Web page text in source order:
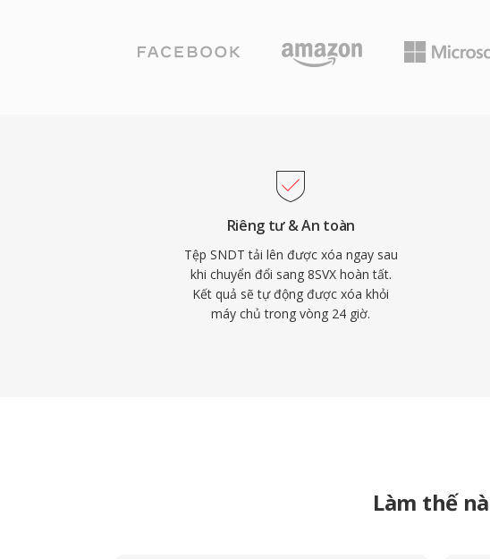
Riêng tư & An toàn
Tệp SNDT tải lên được xóa ngay sau
khi chuyển đổi sang 8SVX hoàn tất.
Kết quả sẽ tự động được xóa khỏi
máy chủ trong vòng 24 giờ.
Làm thế